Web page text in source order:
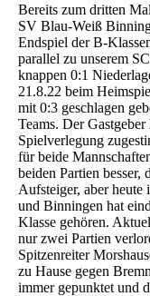
Bereits zum dritten
SV Blau-Weiß
Endspiel der B-
parallel zu unserem
knappen 0:1
21.8.22 beim
mit 0:3 geschlagen
Teams. Der
Spielverlegung
für beide
beiden Partien besser,
Aufsteiger, aber
und Binningen hat
Klasse gehören.
nur zwei Partien
Spitzenreiter
zu Hause gegen
immer gepunktet und